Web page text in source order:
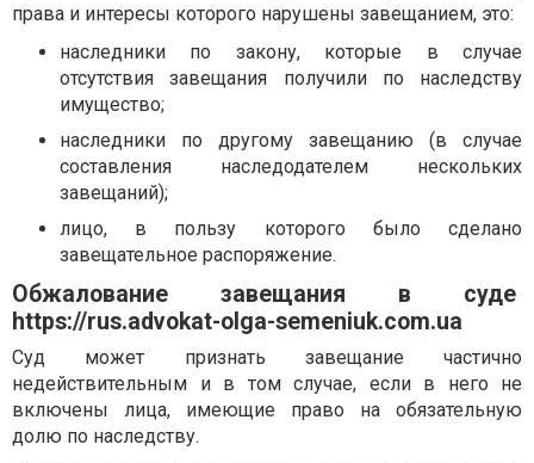
права и интересы которого нарушены завещанием, это:
наследники по закону, которые в случае
отсутствия завещания получили по наследству
имущество;
наследники по другому завещанию (в случае
составления наследодателем нескольких
завещаний);
лицо, в пользу которого было сделано
завещательное распоряжение.
Обжалование завещания в суде
https://rus.advokat-olga-semeniuk.com.ua
Суд может признать завещание частично
недействительным и в том случае, если в него не
включены лица, имеющие право на обязательную
долю по наследству.